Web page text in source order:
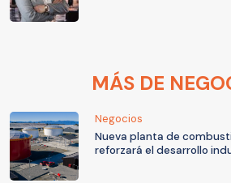
MÁS DE
Negocios
Nueva planta de
reforzará el desarrollo